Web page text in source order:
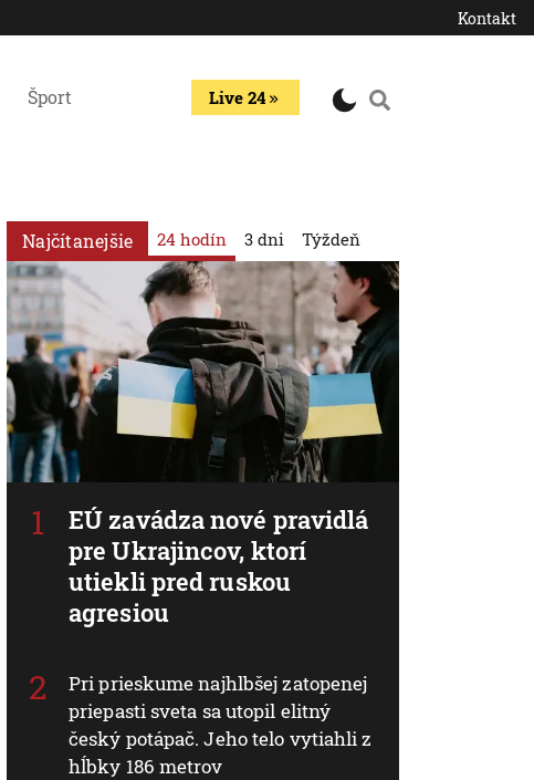
Kontakt
Šport Live 24
Najčítanejšie 24 hodín
EÚ zavádza nové pravidlá
pre Ukrajincov, ktorí
utiekli pred ruskou
agresiou
Pri prieskume najhlbšej zatopenej
priepasti sveta sa utopil elitný
český potápač. Jeho telo vytiahli z
hĺbky 186 metrov
3 dni Týždeň